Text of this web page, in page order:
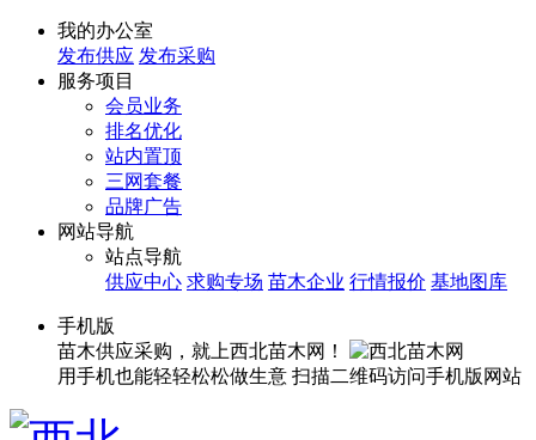
我的办公室
发布供应 发布采购
服务项目
会员业务
排名优化
站内置顶
三网套餐
品牌广告
网站导航
站点导航
供应中心 求购专场 苗木企业 行情报价 基地图库
手机版
苗木供应采购，就上西北苗木网！
用手机也能轻轻松松做生意 扫描二维码访问手机版网站